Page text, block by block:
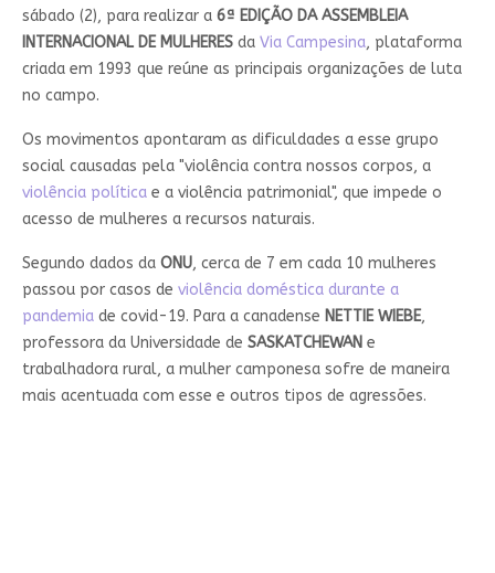
sábado (2), para realizar a 6ª EDIÇÃO DA ASSEMBLEIA
INTERNACIONAL DE MULHERESda Via Campesina, plataforma
criada em 1993 que reúne as principais organizações de luta
no campo.
Os movimentos apontaram as dificuldades a esse grupo
social causadas pela "violência contra nossos corpos, a
violência políticae a violência patrimonial", que impede o
acesso de mulheres a recursos naturais.
Segundo dados da ONU, cerca de 7 em cada 10 mulheres
passou por casos de violência doméstica durante a
pandemiade covid-19. Para a canadense NETTIE WIEBE,
professora da Universidade de SASKATCHEWAN e
trabalhadora rural, a mulher camponesa sofre de maneira
mais acentuada com esse e outros tipos de agressões.